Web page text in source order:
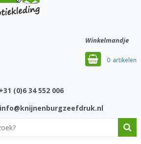
Winkelmandje
0
+31 (0)6 34 552 006
info@knijnenburgzeefdruk.nl